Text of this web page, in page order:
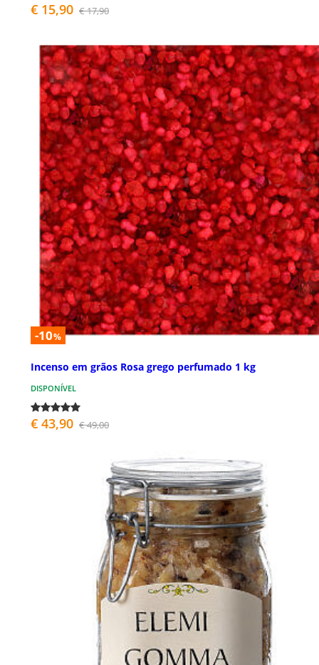
€ 15,90 € 17,90
-10%
Incenso em grãos Rosa grego perfumado 1 kg
DISPONÍVEL
€ 43,90 € 49,00